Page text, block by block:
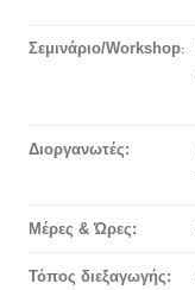
Σεμινάριο/Workshop:
Διοργανωτές:
Μέρες & Ώρες:
Τόπος διεξαγωγής: